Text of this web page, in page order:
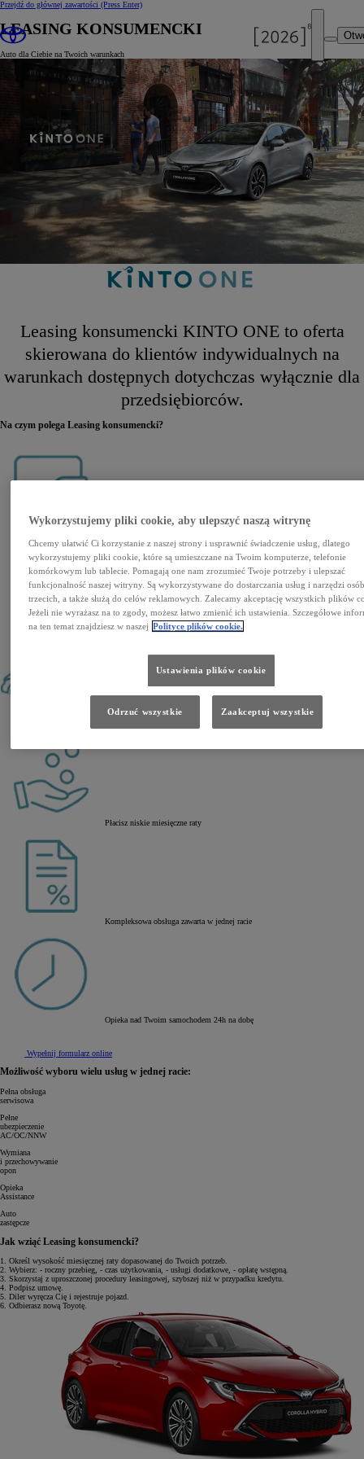
Przejdź do głównej zawartości (Press Enter)
LEASING KONSUMENCKI
Auto dla Ciebie na Twoich warunkach
Leasing konsumencki KINTO ONE to oferta
skierowana do klientów indywidualnych na
warunkach dostępnych dotychczas wyłącznie dla
przedsiębiorców.
Na czym polega Leasing konsumencki?
Umowa leasingowa na okres od 24 do 48 miesięcy
Płacisz niskie miesięczne raty
Kompleksowa obsługa zawarta w jednej racie
Opieka nad Twoim samochodem 24h na dobę
Wypełnij formularz online
Możliwość wyboru wielu usług w jednej racie:
Pełna obsługa
serwisowa
Pełne
ubezpieczenie
AC/OC/NNW
Wymiana
i przechowywanie
opon
Opieka
Assistance
Auto
zastępcze
Jak wziąć Leasing konsumencki?
1. Określ wysokość miesięcznej raty dopasowanej do Twoich potrzeb.
2. Wybierz: - roczny przebieg, - czas użytkowania, - usługi dodatkowe, - opłatę wstępną.
3. Skorzystaj z uproszczonej procedury leasingowej, szybszej niż w przypadku kredytu.
4. Podpisz umowę.
5. Diler wyręcza Cię i rejestruje pojazd.
6. Odbierasz nową Toyotę.
Wykorzystujemy pliki cookie, aby ulepszyć naszą witrynę
Chcemy ułatwić Ci korzystanie z naszej strony i usprawnić świadczenie usług, dlatego
wykorzystujemy pliki cookie, które są umieszczane na Twoim komputerze, telefonie
komórkowym lub tablecie. Pomagają one nam zrozumieć Twoje potrzeby i ulepszać
funkcjonalność naszej witryny. Są wykorzystywane do dostarczania usług i narzędzi osób
trzecich, a także służą do celów reklamowych. Zalecamy akceptację wszystkich plików
Jeżeli nie wyrażasz na to zgody, możesz łatwo zmienić ich ustawienia. Szczegółowe
na ten temat znajdziesz w naszej Polityce plików cookie.
Ustawienia plików cookie
Odrzuć wszystkie Zaakceptuj wszystkie